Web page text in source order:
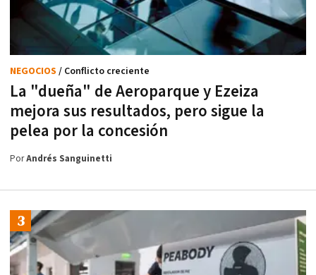
La "dueña" de Aeroparque y Ezeiza
mejora sus resultados, pero sigue la
pelea por la concesión
NEGOCIOS / Conflicto creciente
PorAndrés Sanguinetti